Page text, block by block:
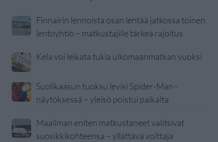
Finnairin lennoista osan lentää jatkossa toinen
lentoyhtiö – matkustajille tärkeä rajoitus
Kela voi leikata tukia ulkomaanmatkan vuoksi
Suolikaasun tuoksu levisi Spider-Man -
näytöksessä – yleisö poistui paikalta
Maailman eniten matkustaneet valitsivat
suosikkikohteensa – yllättävä voittaja